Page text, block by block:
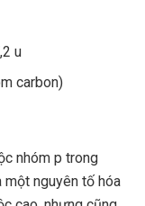
u
carbon)
nhóm p trong
một nguyên tố hóa